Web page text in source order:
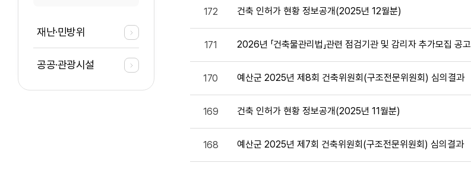
재난·민방위
공공·관광시설
172 건축 인허가 현황 정보공개(2025년 12월분)
171 2026년 「건축물관리법」관련 점검기관 및 감리자 추가모집 공고
170 예산군 2025년 제8회 건축위원회(구조전문위원회) 심의결과
169 건축 인허가 현황 정보공개(2025년 11월분)
168 예산군 2025년 제7회 건축위원회(구조전문위원회) 심의결과